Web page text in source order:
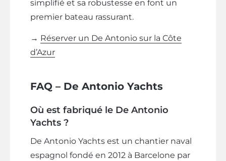
simplifié et sa robustesse en font un
premier bateau rassurant.
→ Réserver un De Antonio sur la Côte
d’Azur
FAQ – De Antonio Yachts
Où est fabriqué le De Antonio
Yachts ?
De Antonio Yachts est un chantier naval
espagnol fondé en 2012 à Barcelone par